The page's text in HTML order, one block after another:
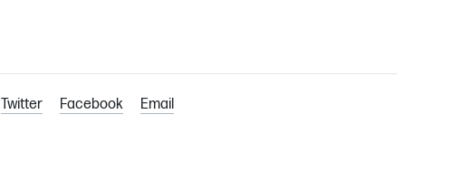
Twitter Facebook Email